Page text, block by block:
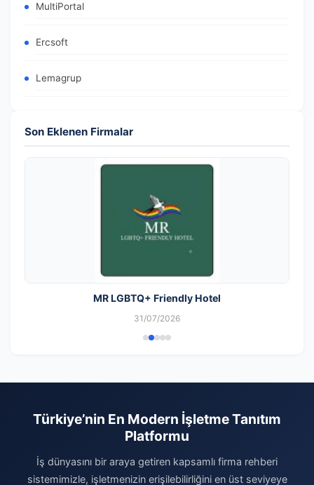
MultiPortal
Ercsoft
Lemagrup
Son Eklenen Firmalar
MR LGBTQ+ Friendly Hotel
31/07/2026
Türkiye’nin En Modern İşletme Tanıtım
Platformu
İş dünyasını bir araya getiren kapsamlı firma rehberi
sistemimizle, işletmenizin erişilebilirliğini en üst seviyeye